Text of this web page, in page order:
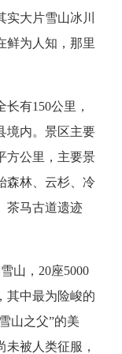
大片雪山冰川
鲜为人知，那里
长有150公里，
境内。景区主要
方公里，主要景
森林、云杉、冷
茶马古道遗迹
山，20座5000
其中最为险峻的
山之父”的美
被人类征服，